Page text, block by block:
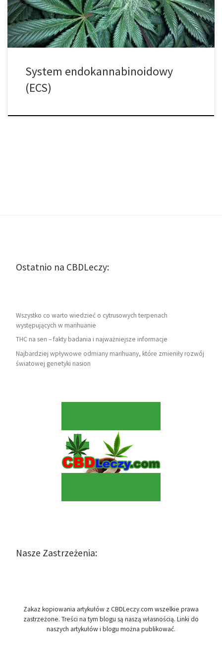
ciele człowieka. Układ endokannabinoidowy scharakteryzowano
pod koniec lat […]
System endokannabinoidowy
(ECS)
Ostatnio na CBDLeczy:
Wszystko co warto wiedzieć o cytrusowych terpenach
występujących w marihuanie
THC na sen – fakty badania i najważniejsze informacje
Najbardziej wpływowe odmiany marihuany, które zmieniły rozwój
światowej genetyki nasion
Nasze Zastrzeżenia:
Zakaz kopiowania artykułów z CBDLeczy.com wszelkie prawa
zastrzeżone. Treści na tym blogu są naszą własnością. Linki do
naszych artykułów i blogu można publikować.